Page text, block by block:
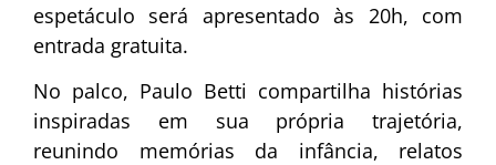
espetáculo será apresentado às 20h, com
entrada gratuita.
No palco, Paulo Betti compartilha histórias
inspiradas em sua própria trajetória,
reunindo memórias da infância, relatos